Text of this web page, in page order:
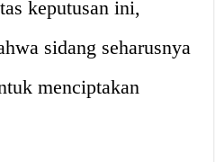
keputusan ini,
sidang seharusnya
menciptakan